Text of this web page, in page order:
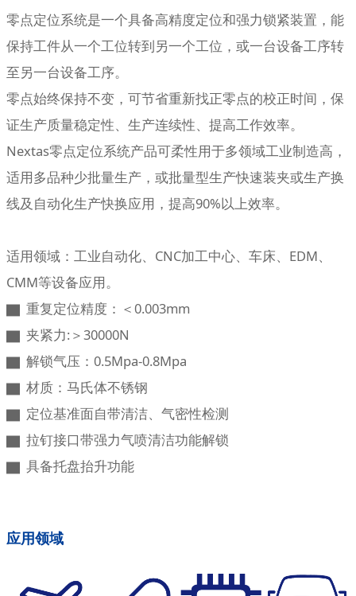
零点定位系统是一个具备高精度定位和强力锁紧装置，能
保持工件从一个工位转到另一个工位，或一台设备工序转
至另一台设备工序。
零点始终保持不变，可节省重新找正零点的校正时间，保
证生产质量稳定性、生产连续性、提高工作效率。
Nextas零点定位系统产品可柔性用于多领域工业制造高，
适用多品种少批量生产，或批量型生产快速装夹或生产换
线及自动化生产快换应用，提高90%以上效率。
适用领域：工业自动化、CNC加工中心、车床、EDM、
CMM等设备应用。
▇ 重复定位精度：＜0.003mm
▇ 夹紧力:＞30000N
▇ 解锁气压：0.5Mpa-0.8Mpa
▇ 材质：马氏体不锈钢
▇ 定位基准面自带清洁、气密性检测
▇ 拉钉接口带强力气喷清洁功能解锁
▇ 具备托盘抬升功能
应用领域